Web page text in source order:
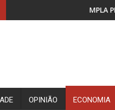
PROCURA MAIS PETRÓLEO
OPINIÃO ECONOMIA